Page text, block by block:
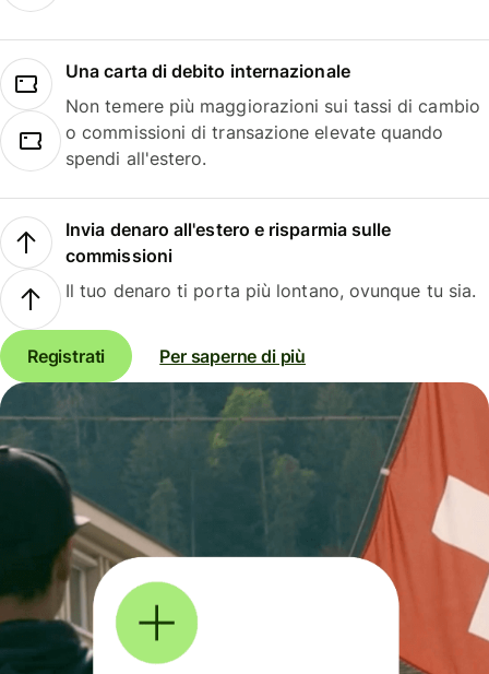
Una carta di debito internazionale
Non temere più maggiorazioni sui tassi di cambio
o commissioni di transazione elevate quando
spendi all'estero.
Invia denaro all'estero e risparmia sulle
commissioni
Il tuo denaro ti porta più lontano, ovunque tu sia.
Registrati Per saperne di più